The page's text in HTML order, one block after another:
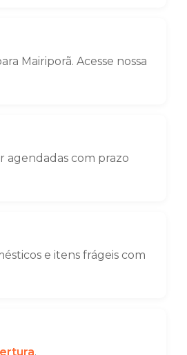
Mairiporã. Acesse nossa
agendadas com prazo
e itens frágeis com
.